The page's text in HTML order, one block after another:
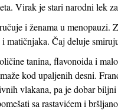
Virak je stari narodni lek
i ženama u menopauzi.
i matičnjaka. Čaj deluje
tanina, flavonoida i
kod upaljenih desni.
vlakana, pa je dobar
sa rastavićem i